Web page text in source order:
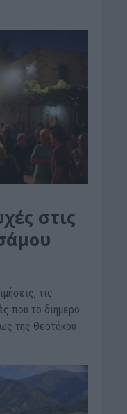
στις
τις
που το διήμερο
της Θεοτόκου